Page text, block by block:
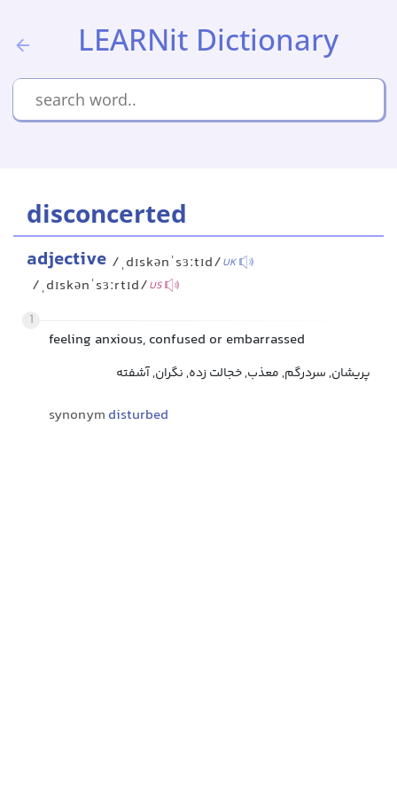
LEARNit Dictionary
disconcerted
adjective /ˌdɪskənˈsɜːtɪd/UK
/ˌdɪskənˈsɜːrtɪd/US
1
feeling anxious, confused or embarrassed
پریشان, سردرگم, معذب, خجالت زده, نگران, آشفته
synonym disturbed